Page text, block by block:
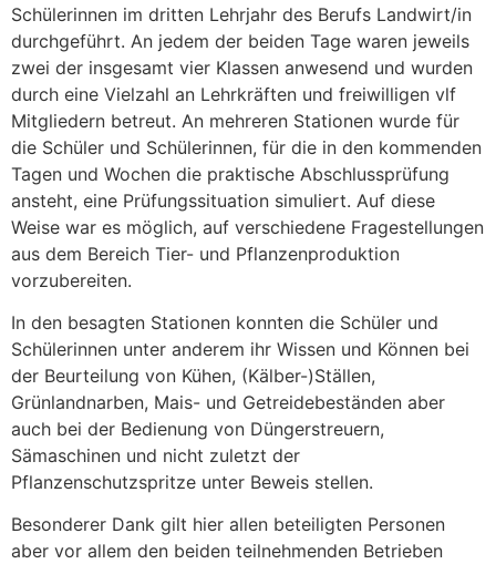
Schülerinnen im dritten Lehrjahr des Berufs Landwirt/in
durchgeführt. An jedem der beiden Tage waren jeweils
zwei der insgesamt vier Klassen anwesend und wurden
durch eine Vielzahl an Lehrkräften und freiwilligen vlf
Mitgliedern betreut. An mehreren Stationen wurde für
die Schüler und Schülerinnen, für die in den kommenden
Tagen und Wochen die praktische Abschlussprüfung
ansteht, eine Prüfungssituation simuliert. Auf diese
Weise war es möglich, auf verschiedene Fragestellungen
aus dem Bereich Tier- und Pflanzenproduktion
vorzubereiten.
In den besagten Stationen konnten die Schüler und
Schülerinnen unter anderem ihr Wissen und Können bei
der Beurteilung von Kühen, (Kälber-)Ställen,
Grünlandnarben, Mais- und Getreidebeständen aber
auch bei der Bedienung von Düngerstreuern,
Sämaschinen und nicht zuletzt der
Pflanzenschutzspritze unter Beweis stellen.
Besonderer Dank gilt hier allen beteiligten Personen
aber vor allem den beiden teilnehmenden Betrieben